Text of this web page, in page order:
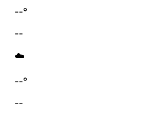
--°
--
☁️
--°
--